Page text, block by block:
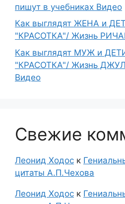
пишут в учебниках Видео
Как выглядят ЖЕНА и
"КРАСОТКА"/ Жизнь
Как выглядят МУЖ и
"КРАСОТКА"/ Жизнь
Видео
Свежие
Леонид Ходос к
цитаты А.П.Чехова
Леонид Ходос к